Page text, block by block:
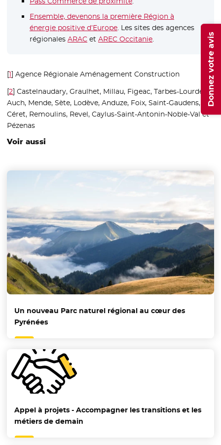
Ensemble, devenons la première Région à
énergie positive d’Europe. Les sites des agences
régionales ARAC- Nouvelle fenêtre
et AREC Occitanie- Nouvelle fenêtre
.
[1]Agence Régionale Aménagement Construction
[2]Castelnaudary, Graulhet, Millau, Figeac, Tarbes-Lourdes,
Auch, Mende, Sète, Lodève, Anduze, Foix, Saint-Gaudens,
Céret, Remoulins, Revel, Caylus-Saint-Antonin-Noble-Val et
Pézenas
Voir aussi
Un nouveau Parc naturel régional au cœur des
Pyrénées
Appel à projets - Accompagner les transitions et les
métiers de demain
Donnez votre avis